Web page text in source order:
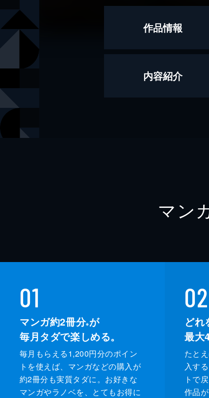
作品情報
モデル
出版社
集英社
週刊プ
内容紹介
マン
01
マンガ約2冊分※が
毎月タダで楽しめる。
毎月もらえる1,200円分のポイン
トを使えば、マンガなどの購入が
約2冊分も実質タダに。お好きな
マンガやラノベを、とてもお得に
02
どれ
最大
たと
入す
トで
作品